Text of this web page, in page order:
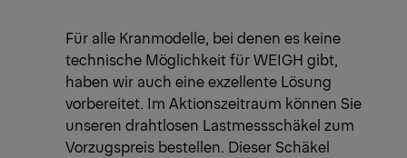
Für alle Kranmodelle, bei denen es keine
technische Möglichkeit für WEIGH gibt,
haben wir auch eine exzellente Lösung
vorbereitet. Im Aktionszeitraum können Sie
unseren drahtlosen Lastmessschäkel zum
Vorzugspreis bestellen. Dieser Schäkel